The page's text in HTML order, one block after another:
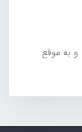
به موقع